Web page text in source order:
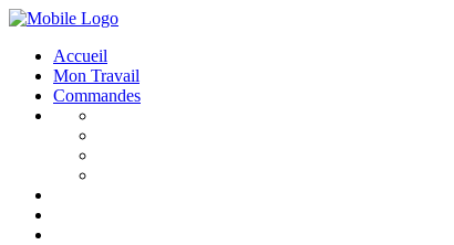
Accueil
Mon Travail
Commandes